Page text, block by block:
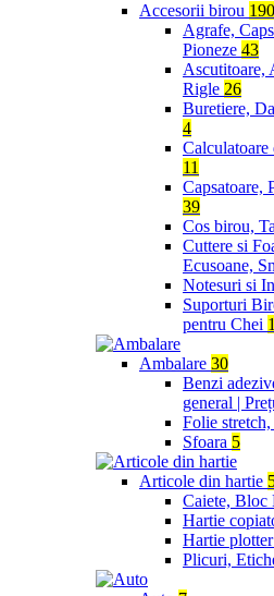
Accesorii birou 190
Agrafe,
Pioneze 43
Ascutitoare,
Rigle 26
Buretiere,
4
11
Capsatoare,
39
Cos birou,
Cuttere si
Ecusoane,
Notesuri si
Suporturi
pentru Chei
Ambalare 30
Benzi
general |
Folie
Sfoara 5
Articole din hartie
Caiete, Bloc
Hartie
Hartie plotter
Plicuri,